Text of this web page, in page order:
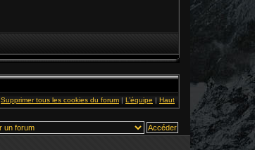
Supprimer tous les cookies du forum | L’équipe | Haut